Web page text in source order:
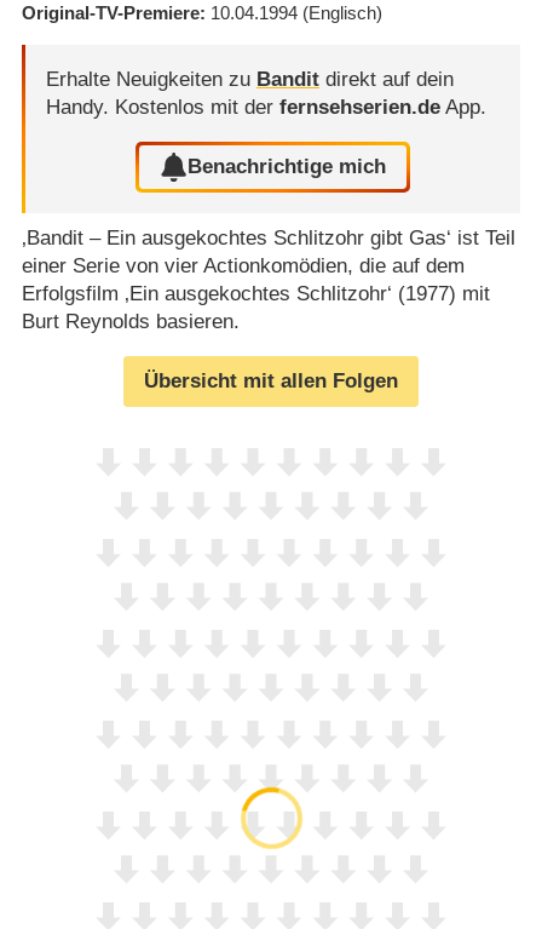
Original-TV-Premiere 10.04.1994 (Englisch)
Erhalte Neuigkeiten zu Banditdirekt auf dein
Handy. Kostenlos mit der fernsehserien.deApp.
Benachrichtige mich
‚Bandit – Ein ausgekochtes Schlitzohr gibt Gas‘ ist Teil
einer Serie von vier Actionkomödien, die auf dem
Erfolgsfilm ‚Ein ausgekochtes Schlitzohr‘ (1977) mit
Burt Reynolds basieren.
Übersicht mit allen Folgen